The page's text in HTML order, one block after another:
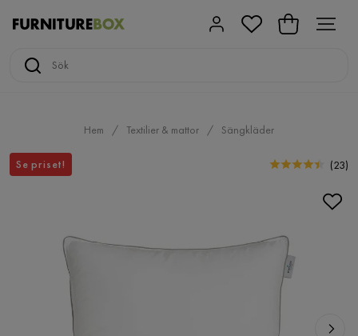
Hem Textilier & mattor Sängkläder
Se priset! (23)